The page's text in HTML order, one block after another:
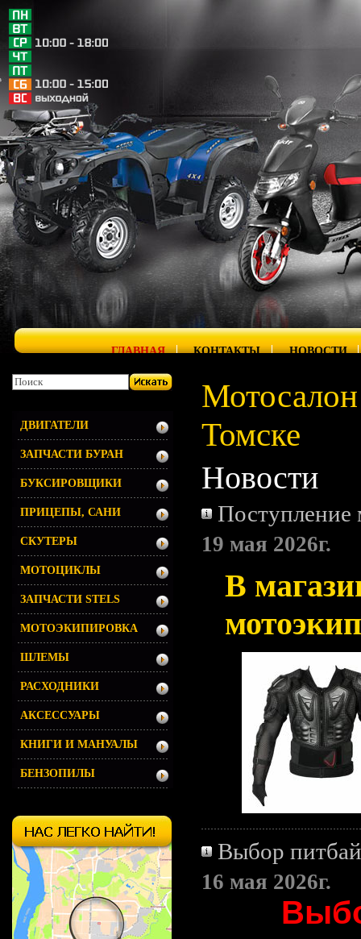
ГЛАВНАЯ КОНТАКТЫ НОВОСТИ
Томске
Новости
Поступление
19 мая 2026г.
В
Выбор
16 мая 2026г.
ДВИГАТЕЛИ
ЗАПЧАСТИ БУРАН
БУКСИРОВЩИКИ
ПРИЦЕПЫ, САНИ
СКУТЕРЫ
МОТОЦИКЛЫ
ЗАПЧАСТИ STELS
МОТОЭКИПИРОВКА
ШЛЕМЫ
РАСХОДНИКИ
АКСЕССУАРЫ
КНИГИ И МАНУАЛЫ
БЕНЗОПИЛЫ